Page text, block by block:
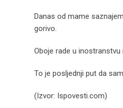
Danas od mame
gorivo.
Oboje rade u
To je posljednji put da
(Izvor: Ispovesti.com)